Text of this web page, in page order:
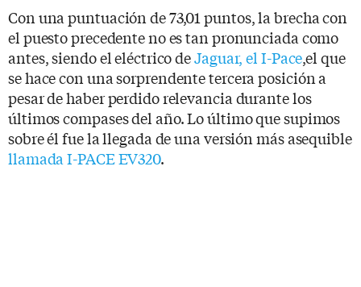
Con una puntuación de 73,01 puntos, la brecha con
el puesto precedente no es tan pronunciada como
antes, siendo el eléctrico deJaguar, el I-Pace,el que
se hace con una sorprendente tercera posición a
pesar de haber perdido relevancia durante los
últimos compases del año. Lo último que supimos
sobre él fue la llegada de una versión más asequible
llamada I-PACE EV320.